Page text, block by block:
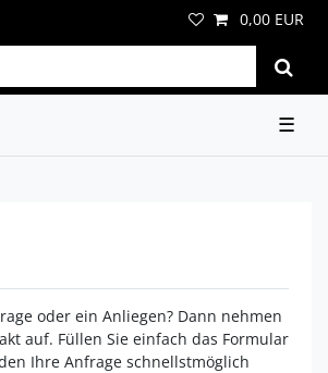
0,00 EUR
☰
oder ein Anliegen? Dann nehmen
auf. Füllen Sie einfach das Formular
Ihre Anfrage schnellstmöglich